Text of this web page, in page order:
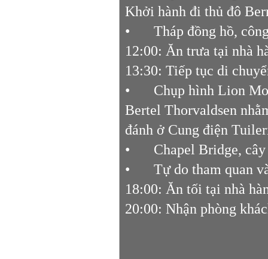
Khởi hành đi thủ đô
•
Tháp đồng hồ,
12:00: Ăn trưa tại nhà
13:30: Tiếp tục di
•
Chụp hình Lion
Bertel Thorvaldsen
đánh ở Cung điện
•
Chapel Bridge,
•
Tự do tham quan
18:00: Ăn tối tại nhà
20:00: Nhận phòng